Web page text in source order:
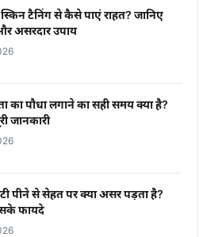
स्किन टैनिंग से कैसे पाएं राहत? जानिए
असरदार उपाय
का पौधा लगाने का सही समय क्या है?
जानकारी
टी पीने से सेहत पर क्या असर पड़ता है?
फायदे